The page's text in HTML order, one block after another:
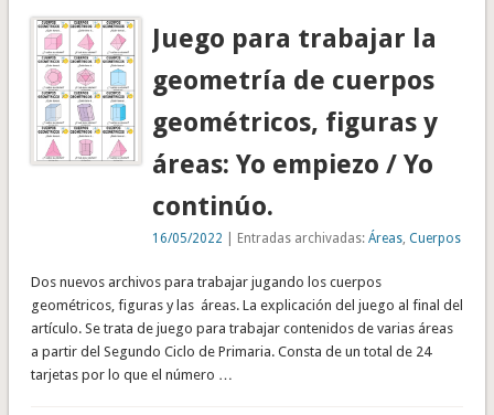
Juego para trabajar la
geometría de cuerpos
geométricos, figuras y
áreas: Yo empiezo / Yo
continúo.
16/05/2022 | Entradas archivadas:Áreas ,Cuerpos
Dos nuevos archivos para trabajar jugando los cuerpos
geométricos, figuras y las áreas. La explicación del juego al final del
artículo. Se trata de juego para trabajar contenidos de varias áreas
a partir del Segundo Ciclo de Primaria. Consta de un total de 24
tarjetas por lo que el número …